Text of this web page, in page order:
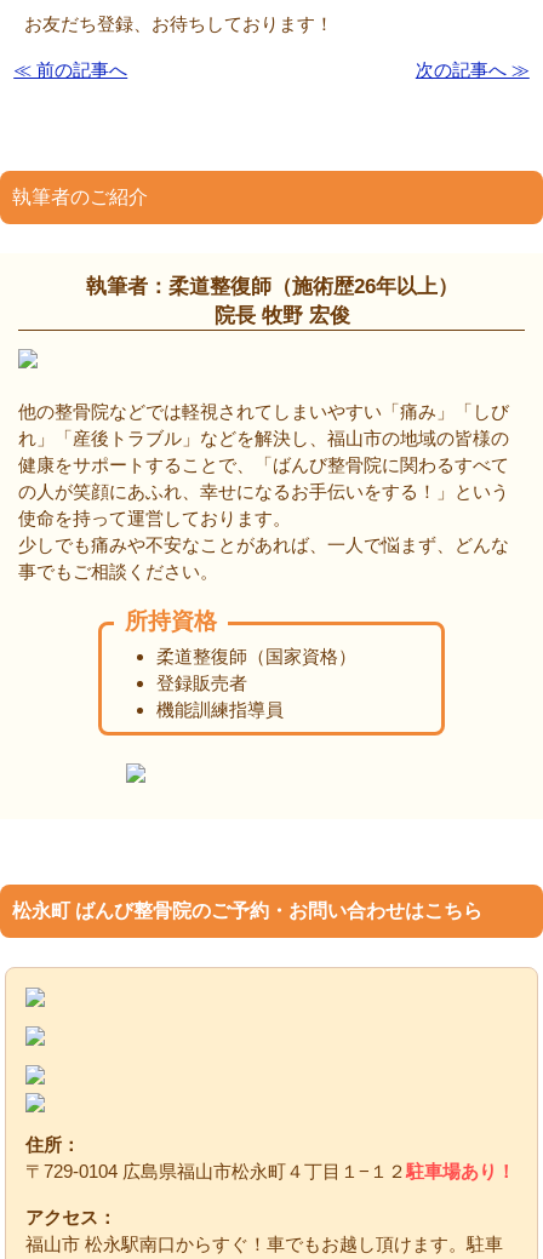
お友だち登録、お待ちしております！
≪ 前の記事へ 次の記事へ ≫
執筆者のご紹介
執筆者：柔道整復師（施術歴26年以上）
院長 牧野 宏俊
他の整骨院などでは軽視されてしまいやすい「痛み」「しび
れ」「産後トラブル」などを解決し、福山市の地域の皆様の
健康をサポートすることで、「ばんび整骨院に関わるすべて
の人が笑顔にあふれ、幸せになるお手伝いをする！」という
使命を持って運営しております。
少しでも痛みや不安なことがあれば、一人で悩まず、どんな
事でもご相談ください。
所持資格
柔道整復師（国家資格）
登録販売者
機能訓練指導員
松永町 ばんび整骨院のご予約・お問い合わせはこちら
住所：
〒729-0104 広島県福山市松永町４丁目１−１２ 駐車場あり！
アクセス：
福山市 松永駅南口からすぐ！車でもお越し頂けます。駐車